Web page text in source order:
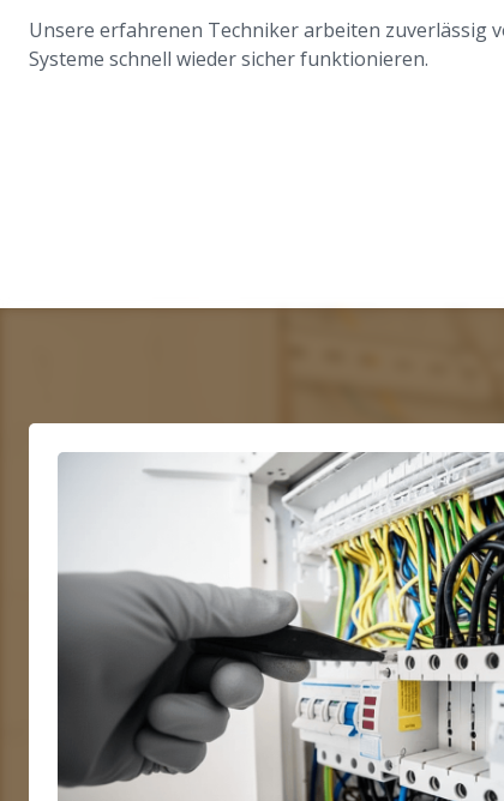
Unsere erfahrenen Techniker arbeiten zuverlässig
Systeme schnell wieder sicher funktionieren.